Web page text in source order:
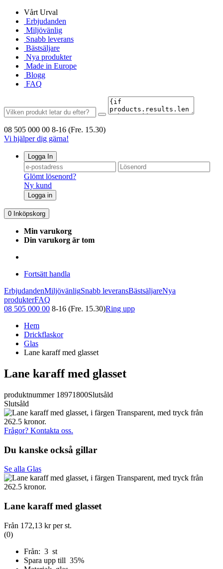
Vårt Urval
Erbjudanden
Miljövänlig
Snabb leverans
Bästsäljare
Nya produkter
Made in Europe
Blogg
FAQ
08 505 000 00 8-16 (Fre. 15.30)
Vi hjälper dig gärna!
Logga In
Glömt lösenord?
Ny kund
Logga in
0 Inköpskorg
Min varukorg
Din varukorg är tom
Fortsätt handla
ErbjudandenMiljövänligSnabb leveransBästsäljareNya
produkterFAQ
08 505 000 00 8-16 (Fre. 15.30)Ring upp
Hem
Drickflaskor
Glas
Lane karaff med glasset
Lane karaff med glasset
produktnummer 18971800Slutsåld
Slutsåld
Frågor? Kontakta oss.
Du kanske också gillar
Se alla Glas
Lane karaff med glasset
Från 172,13 krper st.
(0)
Från: 3 st
Spara upp till 35%